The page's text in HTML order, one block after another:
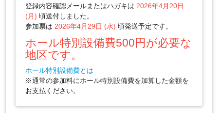
登録内容確認メールまたはハガキは 2026年4月20日
(月) 頃送付しました。
参加票は 2026年4月29日 (水) 頃発送予定です。
ホール特別設備費500円が必要な
地区です。
ホール特別設備費とは
※通常の参加料にホール特別設備費を加算した金額を
お支払ください。